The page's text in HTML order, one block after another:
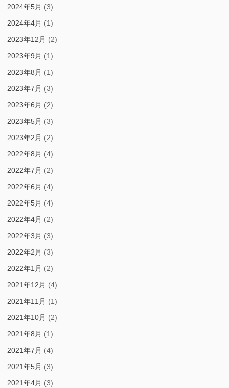
2024年5月 (3)
2024年4月 (1)
2023年12月 (2)
2023年9月 (1)
2023年8月 (1)
2023年7月 (3)
2023年6月 (2)
2023年5月 (3)
2023年2月 (2)
2022年8月 (4)
2022年7月 (2)
2022年6月 (4)
2022年5月 (4)
2022年4月 (2)
2022年3月 (3)
2022年2月 (3)
2022年1月 (2)
2021年12月 (4)
2021年11月 (1)
2021年10月 (2)
2021年8月 (1)
2021年7月 (4)
2021年5月 (3)
2021年4月 (3)